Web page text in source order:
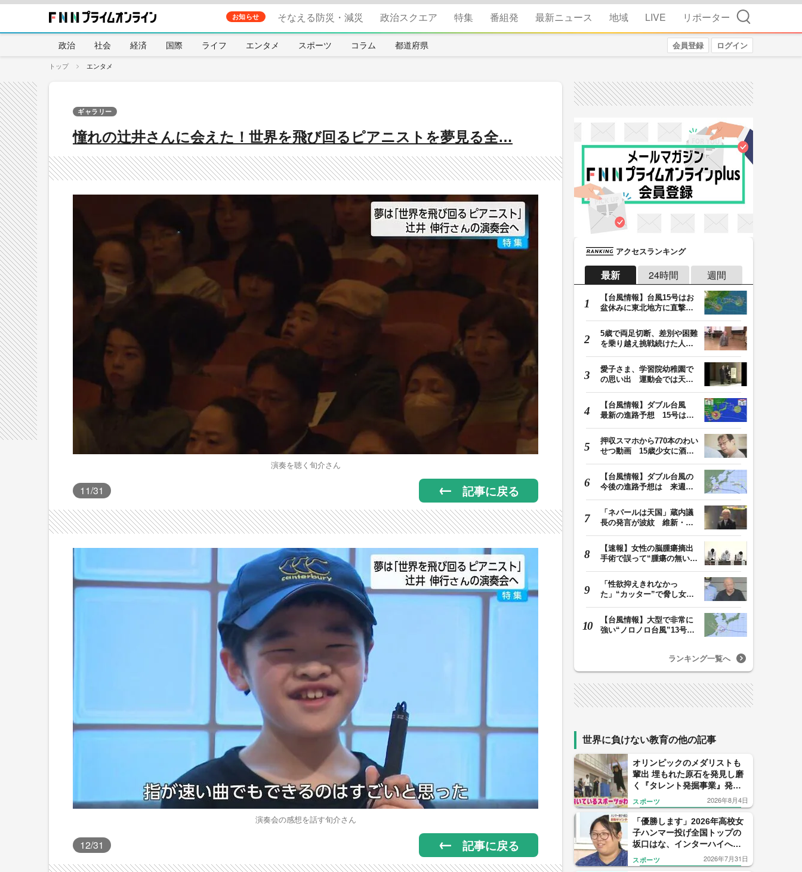
お知らせ そなえる防災・減災 政治スクエア 特集 番組発 最新ニュース 地域 LIVE リポーター 検索
政治 社会 経済 国際 ライフ エンタメ スポーツ コラム 都道府県 会員登録 ログイン
トップ エンタメ
憧れの辻井さんに会えた！世界を飛び回るピアニストを夢見る全…
ギャラリー
演奏を聴く旬介さん
11/31 記事に戻る
演奏会の感想を話す旬介さん
12/31 記事に戻る
アクセスランキング
最新 24時間 週間
【台風情報】台風15号はお
盆休みに東北地方に直撃す
5歳で両足切断、差別や困難
を乗り越え挑戦続けた人
愛子さま、学習院幼稚園で
の思い出 運動会では天皇
【台風情報】ダブル台風
最新の進路予想 15号は北
押収スマホから770本のわい
せつ動画 15歳少女に酒と
【台風情報】ダブル台風の
今後の進路予想は 来週、
「ネパールは天国」蔵内議
長の発言が波紋 維新・吉
【速報】女性の脳腫瘍摘出
手術で誤って“腫瘍の無い部
「性欲抑えきれなかっ
た」“カッター”で脅し女子
【台風情報】大型で非常に
強い“ノロノロ台風”13号の
ランキング一覧へ
世界に負けない教育の他の記事
オリンピックのメダリストも
輩出 埋もれた原石を発見し磨
く『タレント発掘事業』発足
から22年 1000人に1人の“狭き
門” 【福岡発】
スポーツ 2026年8月4日
「優勝します」2026年高校女
子ハンマー投げ全国トップの
坂口はな、インターハイへ力
強く宣言
スポーツ 2026年7月31日